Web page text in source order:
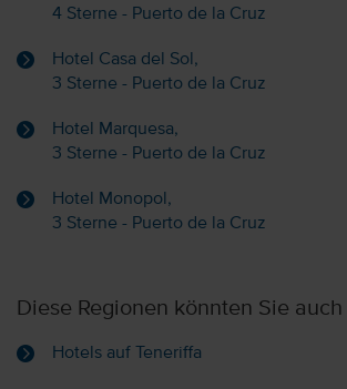
4 Sterne - Puerto de la Cruz
Hotel Casa del Sol,
3 Sterne - Puerto de la Cruz
Hotel Marquesa,
3 Sterne - Puerto de la Cruz
Hotel Monopol,
3 Sterne - Puerto de la Cruz
Diese Regionen könnten Sie
Hotels auf Teneriffa